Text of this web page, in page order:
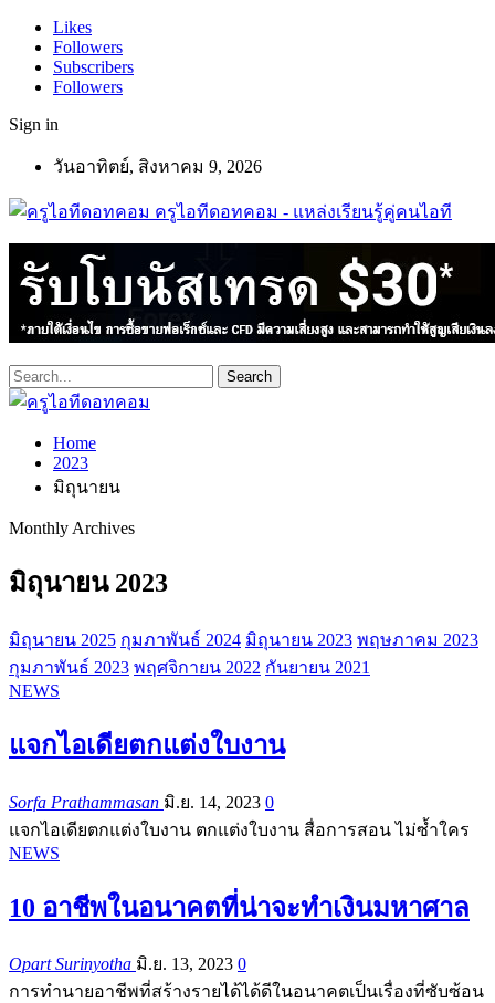
Likes
Followers
Subscribers
Followers
Sign in
วันอาทิตย์, สิงหาคม 9, 2026
ครูไอทีดอทคอม - แหล่งเรียนรู้คู่คนไอที
Home
2023
มิถุนายน
Monthly Archives
มิถุนายน 2023
มิถุนายน 2025 กุมภาพันธ์ 2024 มิถุนายน 2023 พฤษภาคม 2023
กุมภาพันธ์ 2023 พฤศจิกายน 2022 กันยายน 2021
NEWS
แจกไอเดียตกแต่งใบงาน
Sorfa Prathammasan มิ.ย. 14, 2023 0
แจกไอเดียตกแต่งใบงาน ตกแต่งใบงาน สื่อการสอน ไม่ซ้ำใคร
NEWS
10 อาชีพในอนาคตที่น่าจะทำเงินมหาศาล
Opart Surinyotha มิ.ย. 13, 2023 0
การทำนายอาชีพที่สร้างรายได้ได้ดีในอนาคตเป็นเรื่องที่ซับซ้อน